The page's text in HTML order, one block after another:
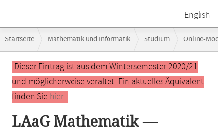
English
Navigation
Startseite Mathematik und Informatik Studium Online-
Hauptinhalt
Dieser Eintrag ist aus dem Wintersemester 2020/21
und möglicherweise veraltet. Ein aktuelles Äquivalent
finden Sie hier.
LAaG Mathematik —